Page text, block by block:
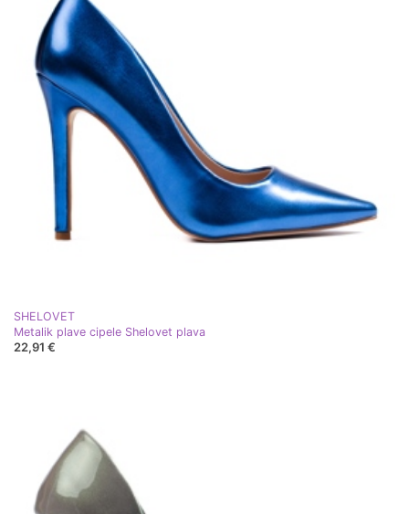
SHELOVET
Metalik plave cipele Shelovet plava
22,91 €